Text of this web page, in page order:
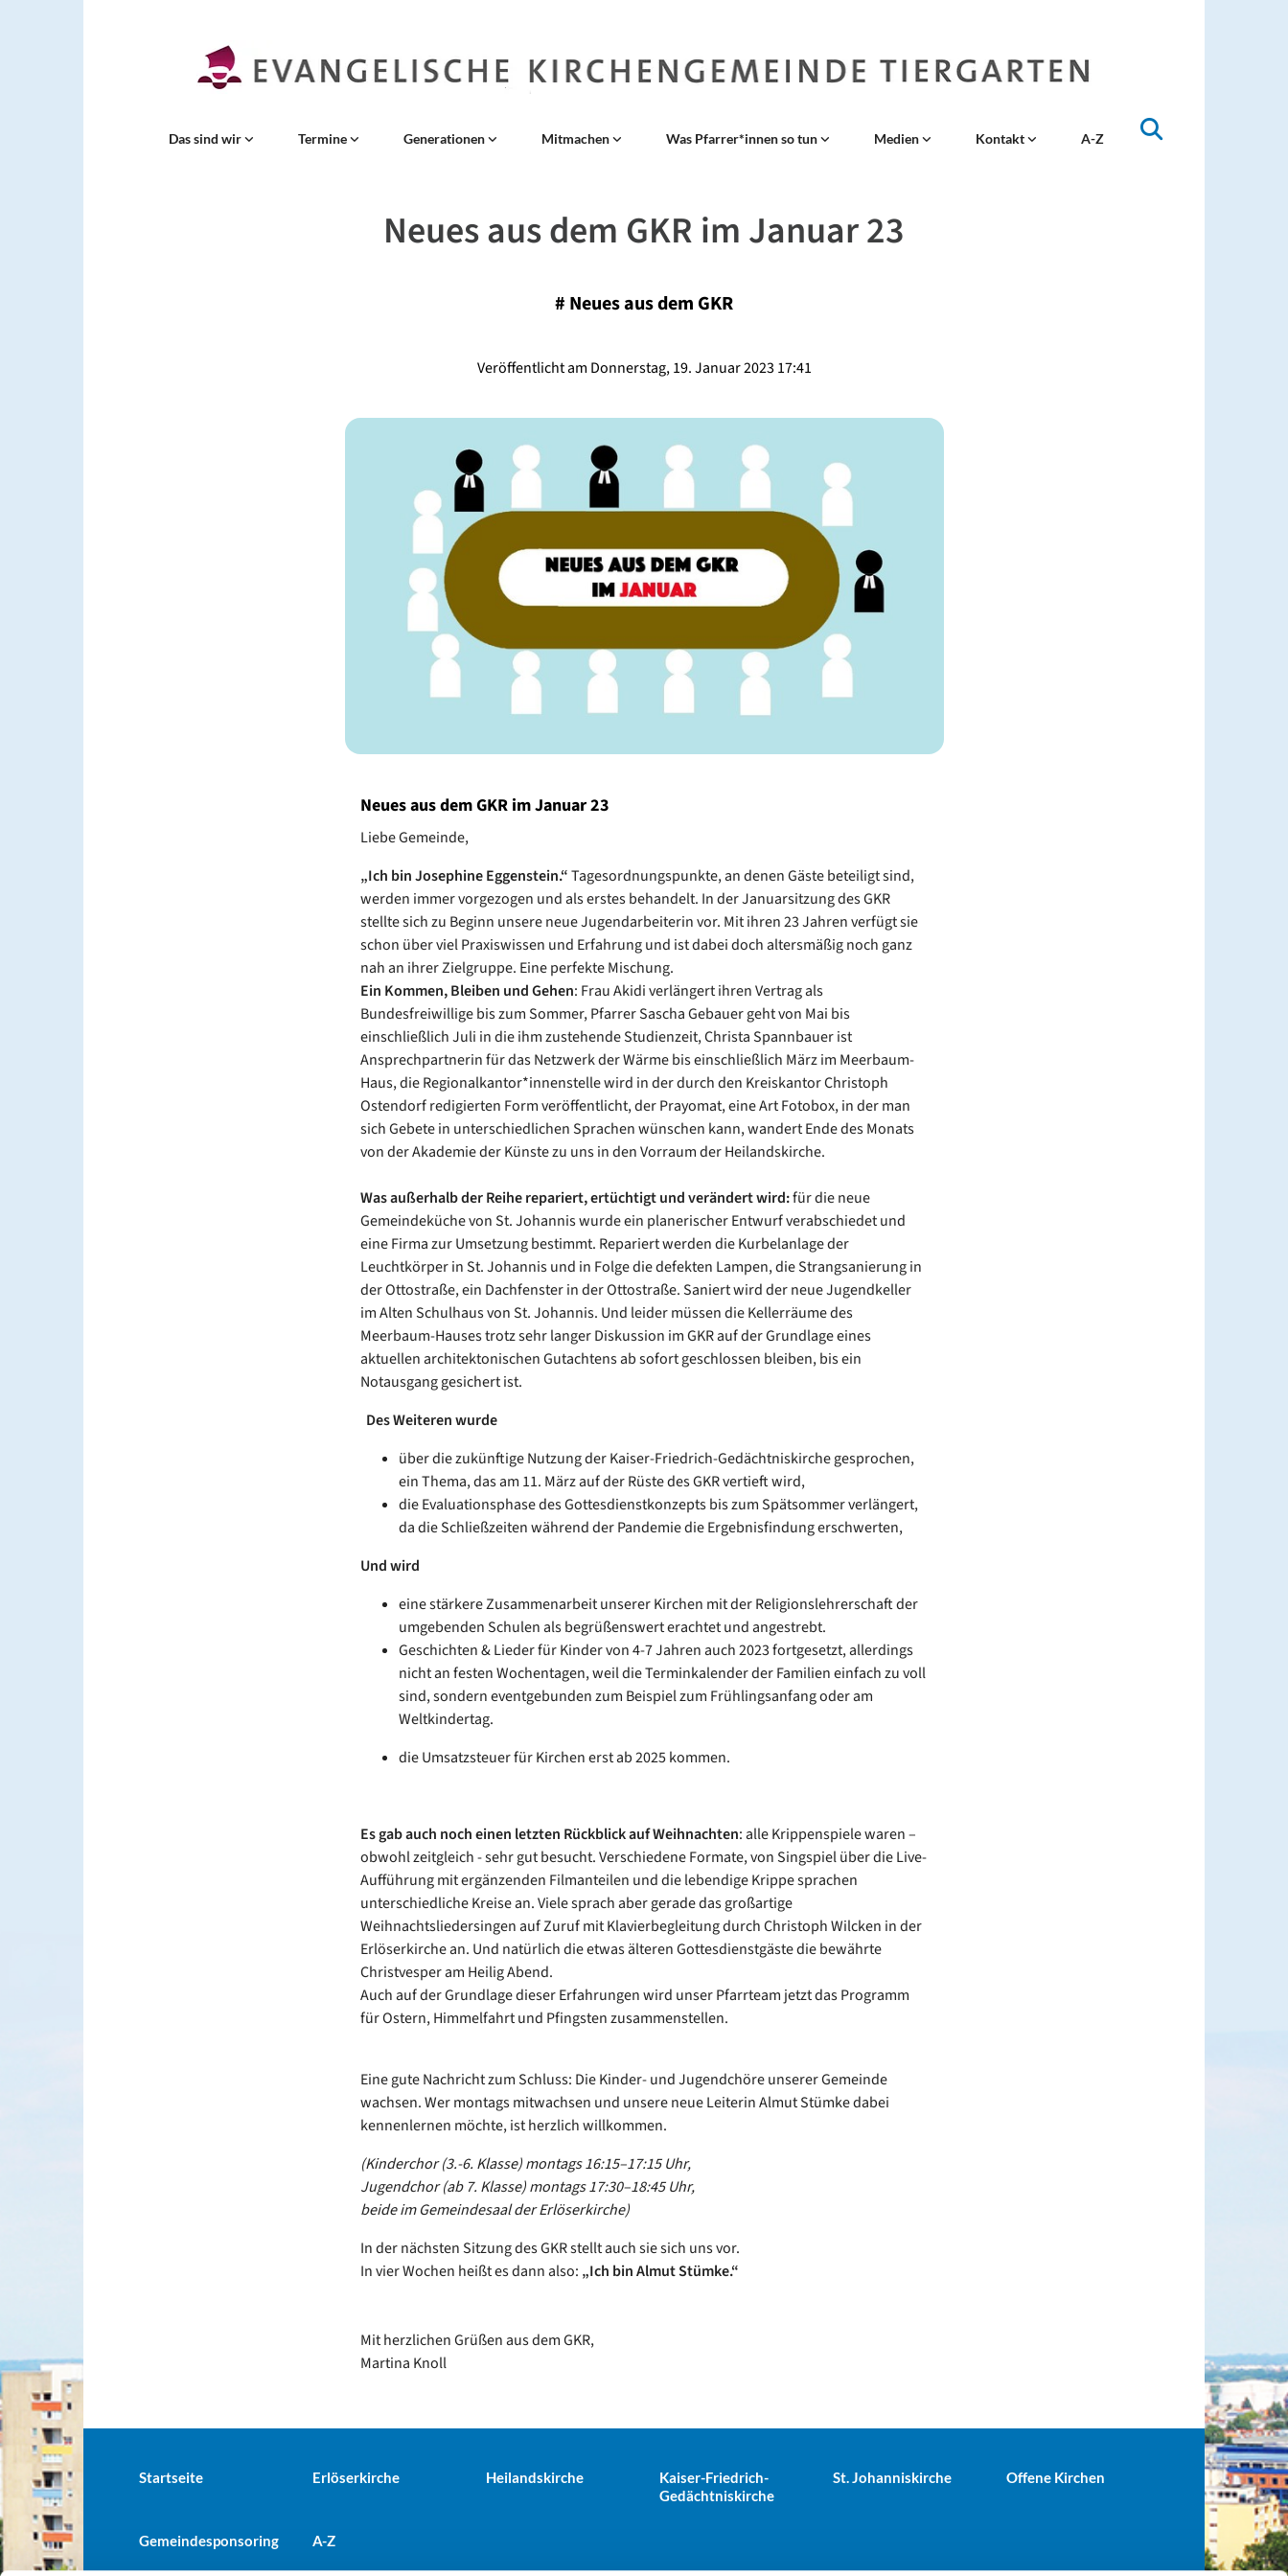
Das sind wir Termine Generationen Mitmachen Was Pfarrer*innen so tun Medien Kontakt A-Z
Neues aus dem GKR im Januar 23
# Neues aus dem GKR
Veröffentlicht am Donnerstag, 19. Januar 2023 17:41
Neues aus dem GKR im Januar 23
Liebe Gemeinde,
„Ich bin Josephine Eggenstein.“Tagesordnungspunkte, an denen Gäste beteiligt sind,
werden immer vorgezogen und als erstes behandelt. In der Januarsitzung des GKR
stellte sich zu Beginn unsere neue Jugendarbeiterin vor. Mit ihren 23 Jahren verfügt sie
schon über viel Praxiswissen und Erfahrung und ist dabei doch altersmäßig noch ganz
nah an ihrer Zielgruppe. Eine perfekte Mischung.
Ein Kommen, Bleiben und Gehen: Frau Akidi verlängert ihren Vertrag als
Bundesfreiwillige bis zum Sommer, Pfarrer Sascha Gebauer geht von Mai bis
einschließlich Juli in die ihm zustehende Studienzeit, Christa Spannbauer ist
Ansprechpartnerin für das Netzwerk der Wärme bis einschließlich März im Meerbaum-
Haus, die Regionalkantor*innenstelle wird in der durch den Kreiskantor Christoph
Ostendorf redigierten Form veröffentlicht, der Prayomat, eine Art Fotobox, in der man
sich Gebete in unterschiedlichen Sprachen wünschen kann, wandert Ende des Monats
von der Akademie der Künste zu uns in den Vorraum der Heilandskirche.
Was außerhalb der Reihe repariert, ertüchtigt und verändert wird:für die neue
Gemeindeküche von St. Johannis wurde ein planerischer Entwurf verabschiedet und
eine Firma zur Umsetzung bestimmt. Repariert werden die Kurbelanlage der
Leuchtkörper in St. Johannis und in Folge die defekten Lampen, die Strangsanierung in
der Ottostraße, ein Dachfenster in der Ottostraße. Saniert wird der neue Jugendkeller
im Alten Schulhaus von St. Johannis. Und leider müssen die Kellerräume des
Meerbaum-Hauses trotz sehr langer Diskussion im GKR auf der Grundlage eines
aktuellen architektonischen Gutachtens ab sofort geschlossen bleiben, bis ein
Notausgang gesichert ist.
Des Weiteren wurde
über die zukünftige Nutzung der Kaiser-Friedrich-Gedächtniskirche gesprochen,
ein Thema, das am 11. März auf der Rüste des GKR vertieft wird,
die Evaluationsphase des Gottesdienstkonzepts bis zum Spätsommer verlängert,
da die Schließzeiten während der Pandemie die Ergebnisfindung erschwerten,
Und wird
eine stärkere Zusammenarbeit unserer Kirchen mit der Religionslehrerschaft der
umgebenden Schulen als begrüßenswert erachtet und angestrebt.
Geschichten & Lieder für Kinder von 4-7 Jahren auch 2023 fortgesetzt, allerdings
nicht an festen Wochentagen, weil die Terminkalender der Familien einfach zu voll
sind, sondern eventgebunden zum Beispiel zum Frühlingsanfang oder am
Weltkindertag.
die Umsatzsteuer für Kirchen erst ab 2025 kommen.
Es gab auch noch einen letzten Rückblick auf Weihnachten: alle Krippenspiele waren –
obwohl zeitgleich - sehr gut besucht. Verschiedene Formate, von Singspiel über die Live-
Aufführung mit ergänzenden Filmanteilen und die lebendige Krippe sprachen
unterschiedliche Kreise an. Viele sprach aber gerade das großartige
Weihnachtsliedersingen auf Zuruf mit Klavierbegleitung durch Christoph Wilcken in der
Erlöserkirche an. Und natürlich die etwas älteren Gottesdienstgäste die bewährte
Christvesper am Heilig Abend.
Auch auf der Grundlage dieser Erfahrungen wird unser Pfarrteam jetzt das Programm
für Ostern, Himmelfahrt und Pfingsten zusammenstellen.
Eine gute Nachricht zum Schluss: Die Kinder- und Jugendchöre unserer Gemeinde
wachsen. Wer montags mitwachsen und unsere neue Leiterin Almut Stümke dabei
kennenlernen möchte, ist herzlich willkommen.
(Kinderchor (3.-6. Klasse) montags 16:15–17:15 Uhr,
Jugendchor (ab 7. Klasse) montags 17:30–18:45 Uhr,
beide im Gemeindesaal der Erlöserkirche)
In der nächsten Sitzung des GKR stellt auch sie sich uns vor.
In vier Wochen heißt es dann also: „Ich bin Almut Stümke.“
Mit herzlichen Grüßen aus dem GKR,
Martina Knoll
Startseite Erlöserkirche Heilandskirche
Kaiser-Friedrich-
Gedächtniskirche
St. Johanniskirche Offene Kirchen
Gemeindesponsoring A-Z